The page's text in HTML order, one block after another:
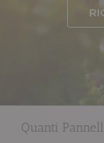
Quanti